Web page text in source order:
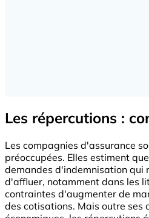
Les répercutions :
Les compagnies d'assurance
préoccupées. Elles estiment
demandes d'indemnisation qui
d'affluer, notamment dans les
contraintes d'augmenter de
des cotisations. Mais outre ses